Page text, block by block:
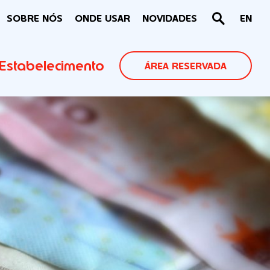
SOBRE NÓS ONDE USAR NOVIDADES EN
ÁREA RESERVADA